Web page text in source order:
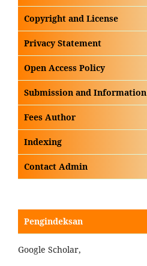
Copyright and License
Privacy Statement
Open Access Policy
Submission and Information
Fees Author
Indexing
Contact Admin
Pengindeksan
Google Scholar,